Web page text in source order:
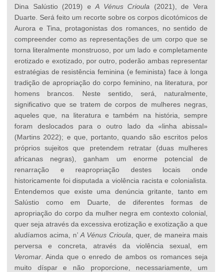
Dina Salústio (2019) eA Vénus Crioula (2021), de Vera
Duarte. Será feito um recorte sobre os corpos dicotómicos de
Aurora e Tina, protagonistas dos romances, no sentido de
compreender como as representações de um corpo que se
torna literalmente monstruoso, por um lado e completamente
erotizado e exotizado, por outro, poderão ambas representar
estratégias de resistência feminina (e feminista) face à longa
tradição de apropriação do corpo feminino, na literatura, por
homens brancos. Neste sentido, será, naturalmente,
significativo que se tratem de corpos de mulheres negras,
aqueles que, na literatura e também na história, sempre
foram deslocados para o outro lado da «linha abissal»
(Martins 2022); e que, portanto, quando são escritos pelos
próprios sujeitos que pretendem retratar (duas mulheres
africanas negras), ganham um enorme potencial de
renarração e reapropriação destes locais onde
historicamente foi disputada a violência racista e colonialista.
Entendemos que existe uma denúncia gritante, tanto em
Salústio como em Duarte, de diferentes formas de
apropriação do corpo da mulher negra em contexto colonial,
quer seja através da excessiva erotização e exotização a que
aludíamos acima, n’ A Vénus Crioula , quer, de maneira mais
perversa e concreta, através da violência sexual, em
Veromar . Ainda que o enredo de ambos os romances seja
muito díspar e não proporcione, necessariamente, um